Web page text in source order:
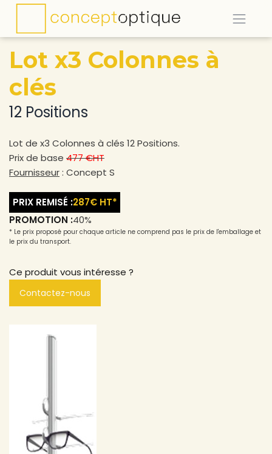
Lot x3 Colonnes à
clés
12 Positions
Lot de x3 Colonnes à clés 12 Positions.
Prix de base 477 €HT
Fournisseur: Concept S
PRIX REMISÉ :287€ HT*
PROMOTION :40%
* Le prix proposé pour chaque article ne comprend pas le prix de l'emballage et
le prix du transport.
Ce produit vous intéresse ?
Contactez-nous